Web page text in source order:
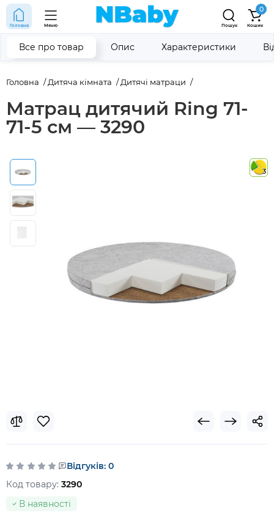
Головна Меню Пошук
0
Кошик
Головна Дитяча кімната Дитячі матраци
Матрац дитячий Ring 71-
71-5 см — 3290
Все про товар Опис Характеристики
3
Відгуків: 0
Код товару: 3290
В наявності